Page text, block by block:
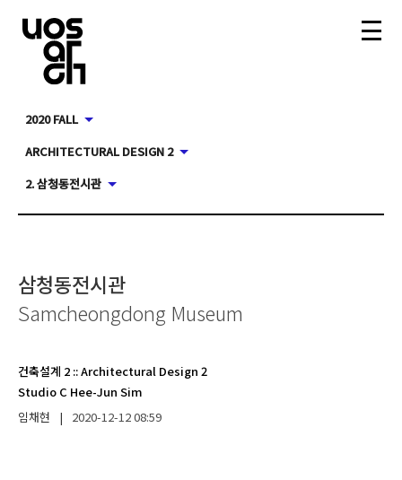
2020 FALL
ARCHITECTURAL DESIGN 2
2. 삼청동전시관
삼청동전시관
Samcheongdong Museum
건축설계 2 ::Architectural Design 2
Studio C Hee-Jun Sim
임채현
| 2020-12-1208:59